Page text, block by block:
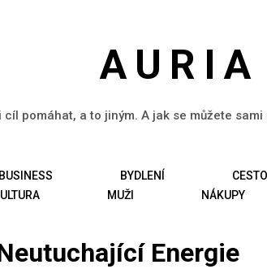
AURIA
pomáhat, a to jiným. A jak se můžete
BUSINESS BYDLENÍ
MUŽI NÁKUPY
Energie